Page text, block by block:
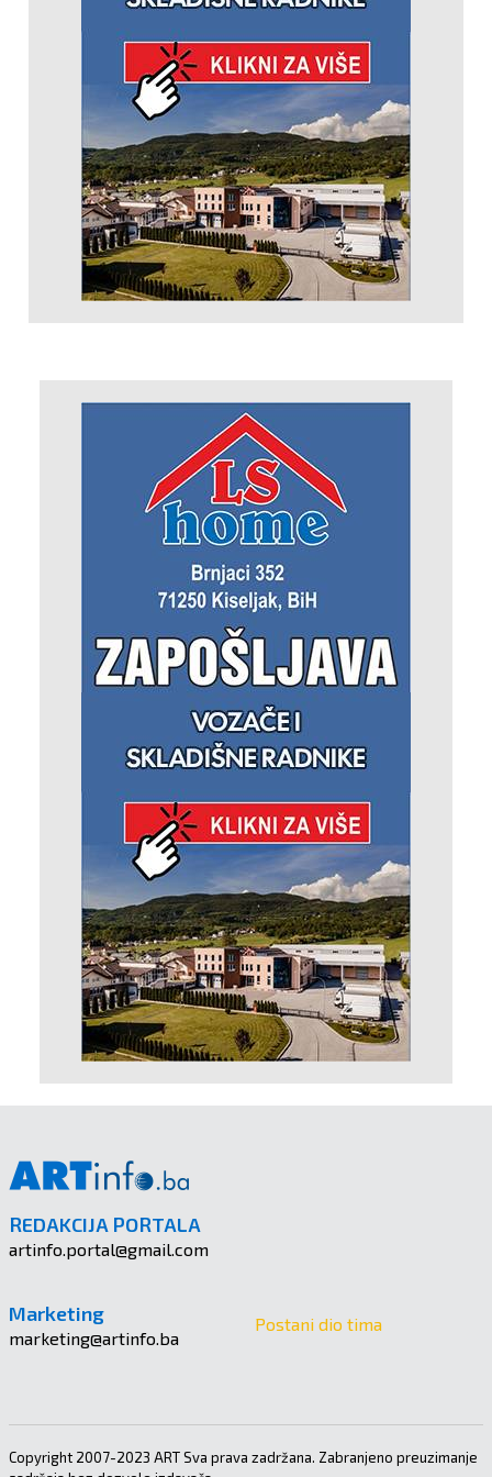
REDAKCIJA PORTALA
artinfo.portal@gmail.com
Marketing
marketing@artinfo.ba
Postani dio tima
Copyright 2007-2023 ART Sva prava zadržana. Zabranjeno preuzimanje